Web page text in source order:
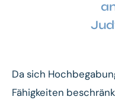
Da sich
Fähigkeiten